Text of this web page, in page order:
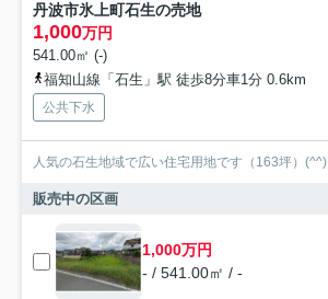
丹波市氷上町石生の売地
1,000万円
541.00㎡ (-)
福知山線「石生」駅 徒歩8分車1分 0.6km
公共下水
人気の石生地域で広い住宅用地です（163坪）(^^)
販売中の区画
1,000万円
- / 541.00㎡ / -